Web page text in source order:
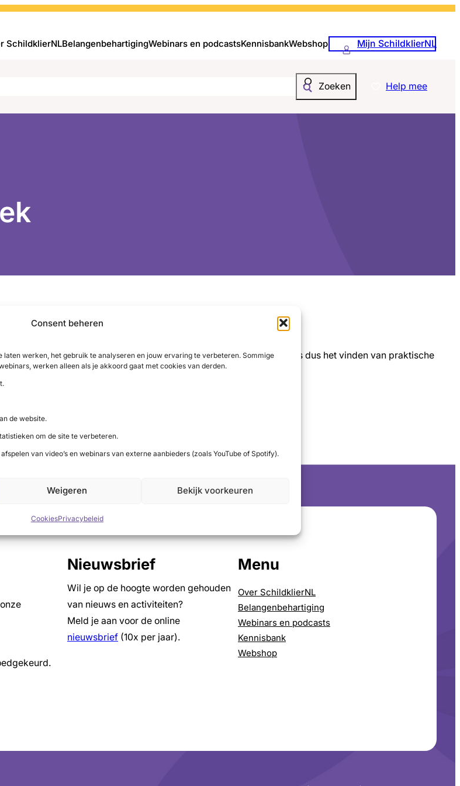
Consent beheren
werken, het gebruik te analyseren en jouw ervaring te verbeteren. Sommige
werken alleen als je akkoord gaat met cookies van derden.
de website.
om de site te verbeteren.
van video’s en webinars van externe aanbieders (zoals YouTube of Spotify).
Weigeren Bekijk voorkeuren
CookiesPrivacybeleid
SchildklierNLBelangenbehartigingWebinars en podcastsKennisbankWebshop Mijn SchildklierNL
Zoeken
Help mee
en het klinisch onderzoek, dat zich op patiënten richt. Doel ervan is dus het vinden van praktische
Nieuwsbrief
Wil je op de hoogte worden gehouden
van nieuws en activiteiten?
Meld je aan voor de online
nieuwsbrief (10x per jaar).
Menu
Over SchildklierNL
Belangenbehartiging
Webinars en podcasts
Kennisbank
Webshop